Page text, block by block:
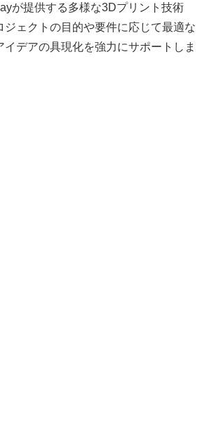
が提供する多様な3Dプリント技術
ジェクトの目的や要件に応じて最適な
デアの具現化を強力にサポートしま